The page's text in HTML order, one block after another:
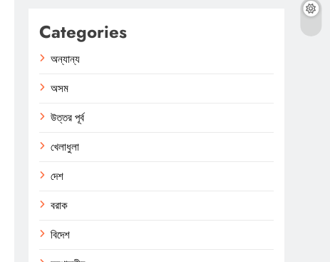
Categories
অন্যান্য
অসম
উত্তর পূর্ব
খেলাধুলা
দেশ
বরাক
বিদেশ